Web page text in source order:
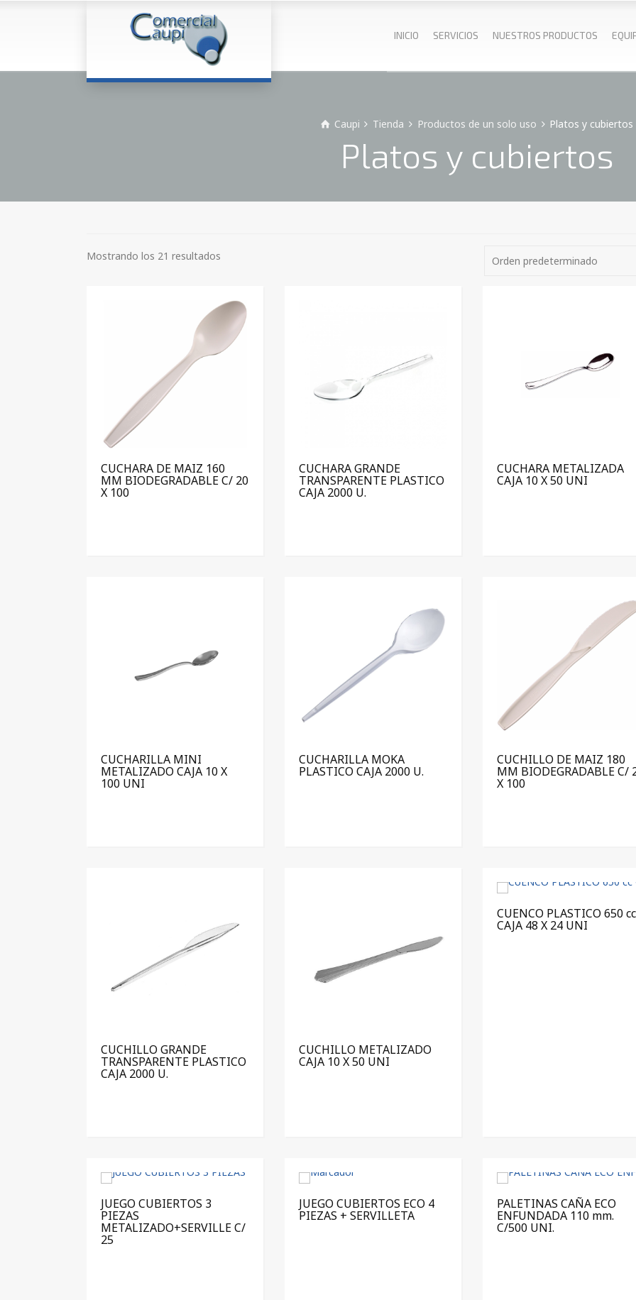
INICIO SERVICIOS NUESTROS PRODUCTOS
Caupi Tienda Productos de un solo uso Platos y cubiertos
Platos y cubiertos
Mostrando los 21 resultados Orden predeterminado
CUCHARA DE MAIZ 160
MM BIODEGRADABLE C/ 20
X 100
CUCHARA GRANDE
TRANSPARENTE PLASTICO
CAJA 2000 U.
CUCHARA METALIZADA
CAJA 10 X 50 UNI
CUCHARILLA MINI
METALIZADO CAJA 10 X
100 UNI
CUCHARILLA MOKA
PLASTICO CAJA 2000 U.
CUCHILLO DE MAIZ 180
MM BIODEGRADABLE C/
X 100
CUCHILLO GRANDE
TRANSPARENTE PLASTICO
CAJA 2000 U.
CUCHILLO METALIZADO
CAJA 10 X 50 UNI
CUENCO PLASTICO 650 cc
CAJA 48 X 24 UNI
JUEGO CUBIERTOS 3
PIEZAS
METALIZADO+SERVILLE C/
25
JUEGO CUBIERTOS ECO 4
PIEZAS + SERVILLETA
PALETINAS CAÑA ECO
ENFUNDADA 110 mm.
C/500 UNI.